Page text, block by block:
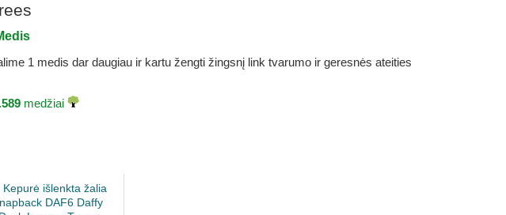
1 medis dar daugiau ir kartu žengti žingsnį link tvarumo ir geresnės ateities
medžiai